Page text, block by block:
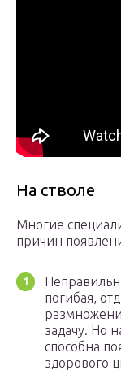
На стволе
Многие
причин
погибая,
задачу. Но
способна
здорового